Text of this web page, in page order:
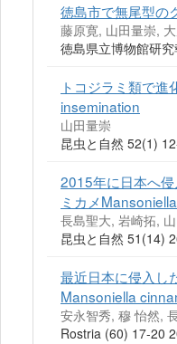
徳島市で無尾型の
藤原寛, 山田量崇,
徳島県立博物館研
トコジラミ類で
insemination
山田量崇
昆虫と自然 52(1)
2015年に日本へ
ミカメ
長島聖大, 岩崎拓,
昆虫と自然 51(14)
最近日本に侵入し
Mansoniella
安永智秀, 穆 怡然,
Rostria (60) 17-20